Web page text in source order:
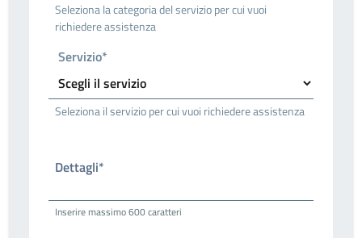
Seleziona la categoria del servizio per cui vuoi
richiedere assistenza
Servizio*
Seleziona il servizio per cui vuoi richiedere assistenza
Dettagli*
Inserire massimo 600 caratteri